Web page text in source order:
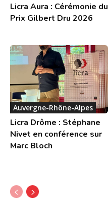
Licra Aura : Cérémonie du
Prix Gilbert Dru 2026
Auvergne-Rhône-Alpes
Licra Drôme : Stéphane
Nivet en conférence sur
Marc Bloch